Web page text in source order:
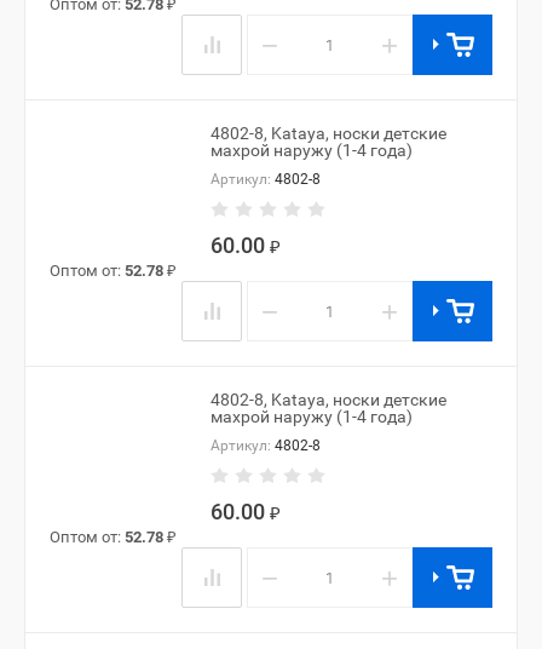
Оптом от: 52.78 ₽
− +
4802-8, Kataya, носки детские
махрой наружу (1-4 года)
Артикул: 4802-8
60.00 ₽
Оптом от: 52.78 ₽
− +
4802-8, Kataya, носки детские
махрой наружу (1-4 года)
Артикул: 4802-8
60.00 ₽
Оптом от: 52.78 ₽
− +